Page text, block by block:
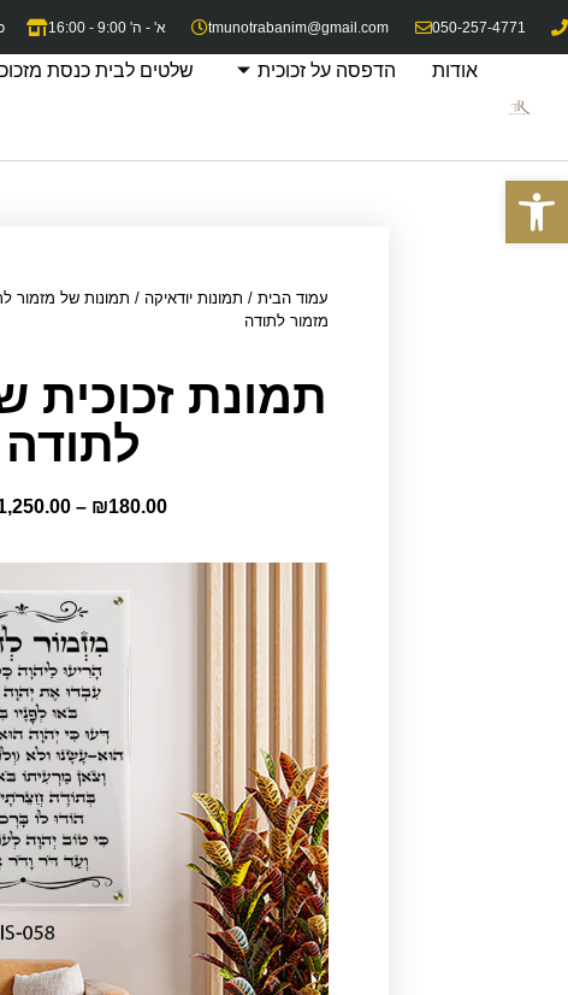
פתח סרגל נגישות
050-257-4771
tmunotrabanim@gmail.com א' - ה' 9:00 - 16:00
אודות הדפסה על זכוכית שלטים לבית כנסת
עמוד הבית / תמונות יודאיקה / תמונות של מזמור
מזמור לתודה
תמונת זכוכית
לתודה
₪180.00
–